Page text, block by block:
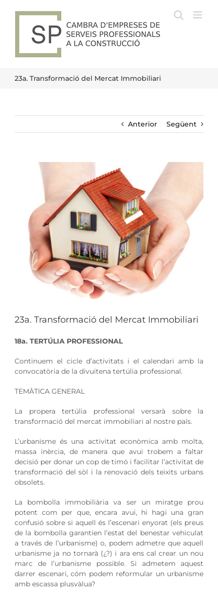
23a. Transformació del Mercat Immobiliari
Anterior Següent
23a. Transformació del Mercat Immobiliari
18a. TERTÚLIA PROFESSIONAL
Continuem el cicle d’activitats i el calendari amb la
convocatòria de la divuitena tertúlia professional.
TEMÀTICA GENERAL
La propera tertúlia professional versarà sobre la
transformació del mercat immobiliari al nostre país.
L’urbanisme és una activitat econòmica amb molta,
massa inèrcia, de manera que avui trobem a faltar
decisió per donar un cop de timó i facilitar l’activitat de
transformació del sòl i la renovació dels teixits urbans
obsolets.
La bombolla immobiliària va ser un miratge prou
potent com per que, encara avui, hi hagi una gran
confusió sobre si aquell és l’escenari enyorat (els preus
de la bombolla garantien l’estat del benestar vehiculat
a través de l’urbanisme) o, podem admetre que aquell
urbanisme ja no tornarà (¿?) i ara ens cal crear un nou
marc de l’urbanisme possible. Si admetem aquest
darrer escenari, cóm podem reformular un urbanisme
amb escassa plusvàlua?